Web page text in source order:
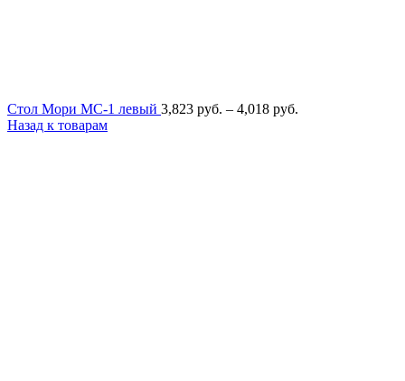
Стол Мори МС-1 левый 3,823 руб. – 4,018 руб.
Назад к товарам